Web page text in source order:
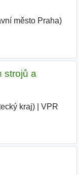
město Praha)|
strojů a
kraj)|
VPR